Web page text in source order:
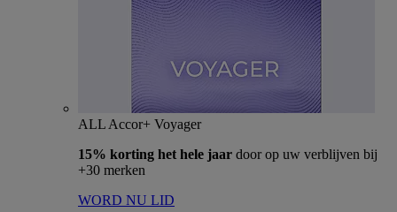
ALL Accor+ Voyager
15% korting het hele jaar door op uw verblijven bij
+30 merken
WORD NU LID